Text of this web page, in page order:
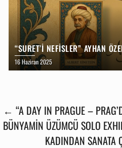
“SURET’I NEFISLER” AYHAN
16 Haziran 2025
← “A DAY IN PRAGUE –
BÜNYAMİN ÜZÜMCÜ SOLO
KADINDAN